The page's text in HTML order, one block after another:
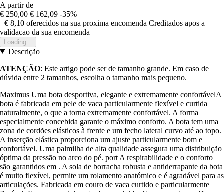
A partir de
€ 250,00 € 162,09 -35%
+€ 8,10 oferecidos na sua proxima encomenda Creditados apos a
validacao da sua encomenda
Loading...
Descrição
ATENÇÃO: Este artigo pode ser de tamanho grande. Em caso de
dúvida entre 2 tamanhos, escolha o tamanho mais pequeno.
Maximus Uma bota desportiva, elegante e extremamente confortávelA
bota é fabricada em pele de vaca particularmente flexível e curtida
naturalmente, o que a torna extremamente confortável. A forma
especialmente concebida garante o máximo conforto. A bota tem uma
zona de cordões elásticos à frente e um fecho lateral curvo até ao topo.
A inserção elástica proporciona um ajuste particularmente bom e
confortável. Uma palmilha de alta qualidade assegura uma distribuição
óptima da pressão no arco do pé. port A respirabilidade e o conforto
são garantidos em . A sola de borracha robusta e antiderrapante da bota
é muito flexível, permite um rolamento anatómico e é agradável para as
articulações. Fabricada em couro de vaca curtido e particularmente